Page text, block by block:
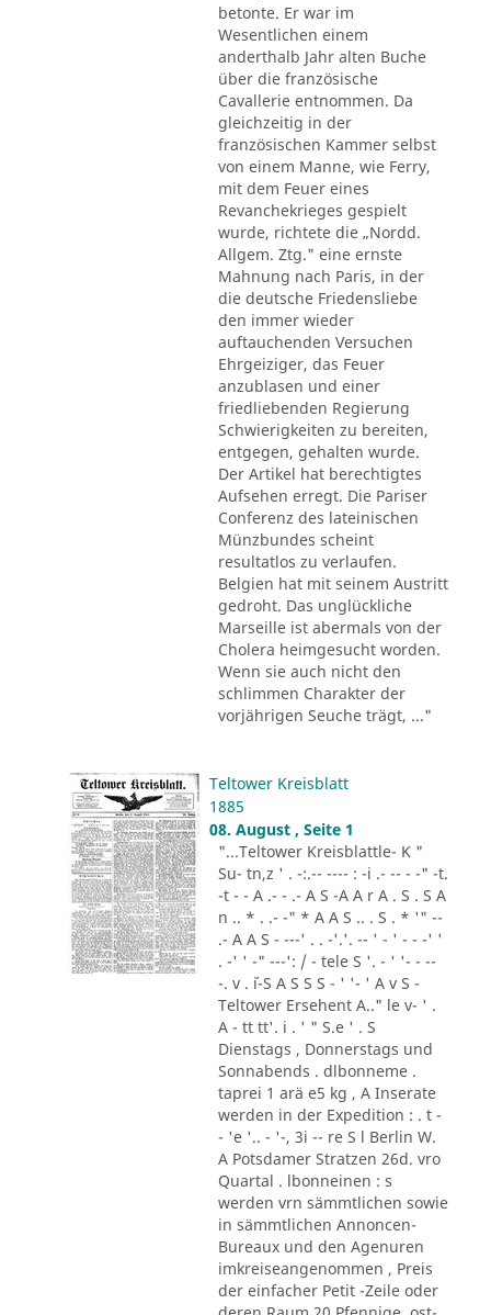
betonte. Er war im
Wesentlichen einem
anderthalb Jahr alten Buche
über die französische
Cavallerie entnommen. Da
gleichzeitig in der
französischen Kammer selbst
von einem Manne, wie Ferry,
mit dem Feuer eines
Revanchekrieges gespielt
wurde, richtete die „Nordd.
Allgem. Ztg." eine ernste
Mahnung nach Paris, in der
die deutsche Friedensliebe
den immer wieder
auftauchenden Versuchen
Ehrgeiziger, das Feuer
anzublasen und einer
friedliebenden Regierung
Schwierigkeiten zu bereiten,
entgegen, gehalten wurde.
Der Artikel hat berechtigtes
Aufsehen erregt. Die Pariser
Conferenz des lateinischen
Münzbundes scheint
resultatlos zu verlaufen.
Belgien hat mit seinem Austritt
gedroht. Das unglückliche
Marseille ist abermals von der
Cholera heimgesucht worden.
Wenn sie auch nicht den
schlimmen Charakter der
vorjährigen Seuche trägt, ..."
Teltower Kreisblatt
1885
08. August , Seite 1
"...Teltower Kreisblattle- K "
Su- tn,z ' . -:.-- ---- : -i .- -- - -" -t.
-t - - A .- - .- A S -A A r A . S . S A
n .. * . .- -" * A A S .. . S . * '" --
.- A A S - ---' . . -'.'. -- ' - ' - - -' '
. -' ' -" ---': / - tele S '. - ' '- - --
-. v . ´i-S A S S S - ' '- ' A v S -
Teltower Ersehent A.." le v- ' .
A - tt tt'. i . ' " S.e ' . S
Dienstags , Donnerstags und
Sonnabends . dlbonneme .
taprei 1 arä e5 kg , A Inserate
werden in der Expedition : . t -
- 'e '.. - '-, 3i -- re S l Berlin W.
A Potsdamer Stratzen 26d. vro
Quartal . lbonneinen : s
werden vrn sämmtlichen sowie
in sämmtlichen Annoncen-
Bureaux und den Agenuren
imkreiseangenommen , Preis
der einfacher Petit -Zeile oder